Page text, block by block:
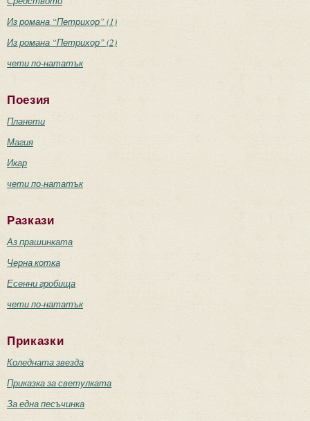
Из романа “Петрихор” (1)
Из романа “Петрихор” (2)
чети по-нататък
Поезия
Планети
Магия
Икар
чети по-нататък
Разкази
Аз прашинката
Черна котка
Есенни гробища
чети по-нататък
Приказки
Коледната звезда
Приказка за светулката
За една песъчинка